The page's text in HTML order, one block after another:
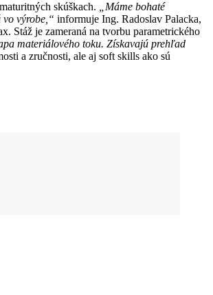
skúškach.
„Máme bohaté
vo výrobe,“ informuje Ing. Radoslav Palacka,
Stáž je zameraná na tvorbu parametrického
materiálového toku. Získavajú prehľad
a zručnosti, ale aj soft skills ako sú